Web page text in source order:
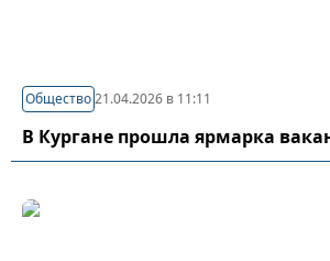
Общество21.04.2026 в 11:11
В Кургане прошла ярмарка